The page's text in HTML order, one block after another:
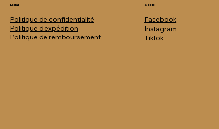
Legal
Politique de confidentialité
Politique d'expédition
Politique de remboursement
Social
Facebook
Instagram
Tiktok